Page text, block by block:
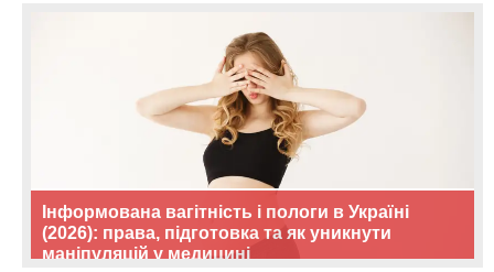
Інформована вагітність і пологи в Україні
(2026): права, підготовка та як уникнути
маніпуляцій у медицині